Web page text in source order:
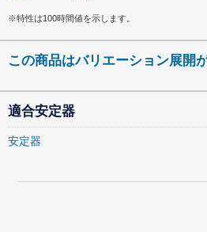
※特性は100時間値を示します。
この商品はバリエーション展開
適合安定器
安定器